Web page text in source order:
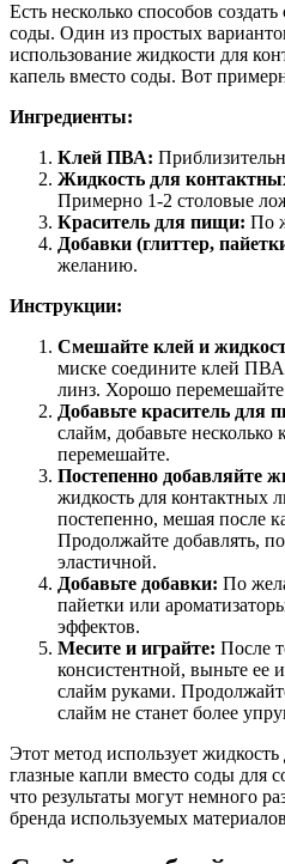
Есть несколько способов
соды. Один из простых
использование жидкости для
капель вместо соды. Вот
Ингредиенты:
Клей ПВА:
Жидкость для
Примерно 1-2 столовые
Краситель для пищи: По
Добавки (глиттер,
желанию.
Инструкции:
Смешайте клей и
миске соедините клей
линз. Хорошо
Добавьте краситель для
слайм, добавьте
перемешайте.
Постепенно добавляйте
жидкость для контактных
постепенно, мешая после
Продолжайте добавлять,
эластичной.
Добавьте добавки: По
пайетки или
эффектов.
Месите и играйте: После
консистентной, выньте ее
слайм руками.
слайм не станет более
Этот метод использует
глазные капли вместо соды для
что результаты могут немного
бренда используемых